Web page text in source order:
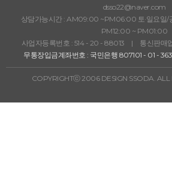
dsso22@naver.com
상담가능시간 : AM09:00 ~PM06:00 토·일요
PM12:00 ~ PM01:00
사업자등록번호 : 514 - 20 - 88013 | 통신판매
무통장입금계좌번호 : 국민은행 807101 - 01 -
COPYRIGHTⓒ 2006 DESIGN SSODA. ALL